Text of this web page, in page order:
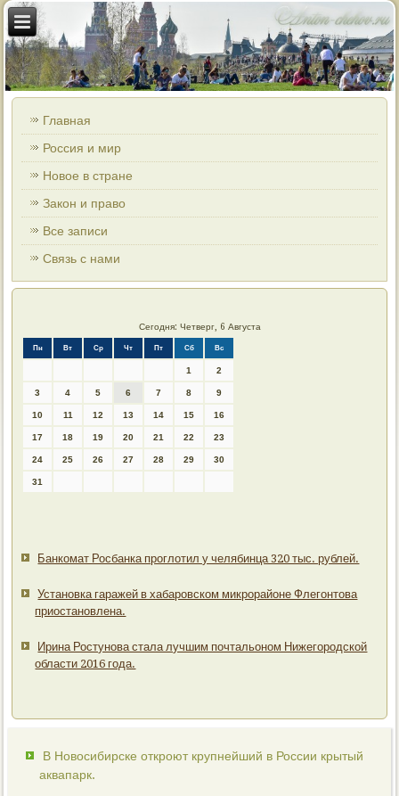
Главная
Россия и мир
Новое в стране
Закон и право
Все записи
Связь с нами
Сегодня: Четверг, 6 Августа
Пн Вт Ср Чт Пт Сб Вс
1 2
3 4 5 6 7 8 9
10 11 12 13 14 15 16
17 18 19 20 21 22 23
24 25 26 27 28 29 30
31
Банкомат Росбанка проглотил у челябинца 320 тыс. рублей.
Установка гаражей в хабаровском микрорайоне Флегонтова
приостановлена.
Ирина Ростунова стала лучшим почтальоном Нижегородской
области 2016 года.
В Новосибирске откроют крупнейший в России крытый
аквапарк.